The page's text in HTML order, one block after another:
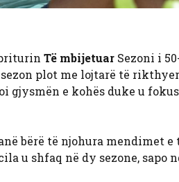
Të mbijetuar Sezoni i
plot me lojtarë të
gjysmën e kohës duke u
bërë të njohura mendimet
u shfaq në dy sezone,